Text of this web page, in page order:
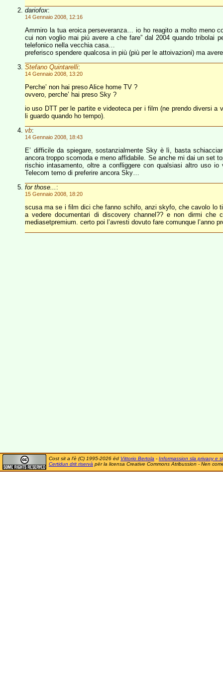
dariofox:
14 Gennaio 2008, 12:16
Ammiro la tua eroica perseveranza… io ho reagito a molto meno
cui non voglio mai più avere a che fare” dal 2004 quando tribolai
telefonico nella vecchia casa…
preferisco spendere qualcosa in più (più per le attoivazioni) ma
Stefano Quintarelli:
14 Gennaio 2008, 13:20
Perche’ non hai preso Alice home TV ?
ovvero, perche’ hai preso Sky ?
io uso DTT per le partite e videoteca per i film (ne prendo diversi
li guardo quando ho tempo).
vb:
14 Gennaio 2008, 18:43
E’ difficile da spiegare, sostanzialmente Sky è lì, basta
ancora troppo scomoda e meno affidabile. Se anche mi dai un set
rischio intasamento, oltre a confliggere con qualsiasi altro uso
Telecom temo di preferire ancora Sky…
for those... :
15 Gennaio 2008, 18:20
scusa ma se i film dici che fanno schifo, anzi skyfo, che cavolo lo
a vedere documentari di discovery channel?? e non dirmi
mediasetpremium. certo poi l’avresti dovuto fare comunque l’anno
Cost sit a l'è (C) 1995-2026 ëd Vittorio Bertola - Informassion sla privacy e
Certidun drit riservà për la licensa Creative Commons Atribussion - Nen